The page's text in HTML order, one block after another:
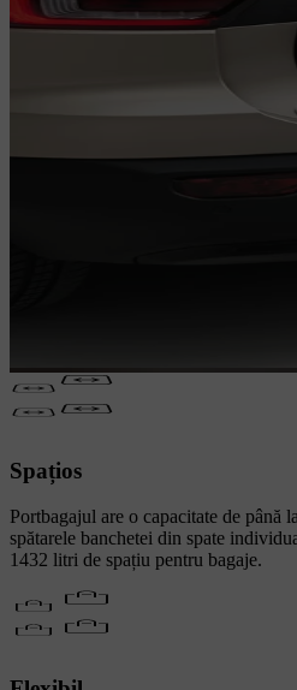
Spațios
Portbagajul are o capacitate de până
spătarele banchetei din spate
1432 litri de spațiu pentru bagaje.